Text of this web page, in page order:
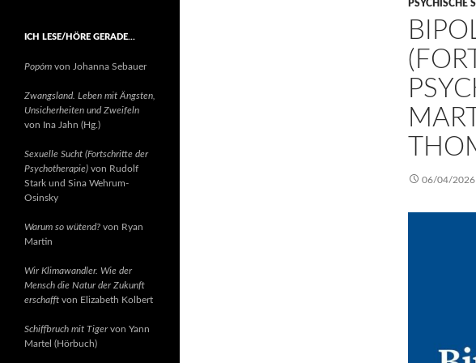
PSYCHISCHE
06/04/2026
ICH LESE/HÖRE GERADE…
Popóm von Johanna Sebauer
Zwangsland. Leben mit Ängsten,
Unsicherheiten und Zweifeln
von Ina Jahn (Hg.)
Sexuelle Sucht (Fortschritte der
Psychotherapie) von Rudolf
Stark und Sina Wehrum-
Osinsky
Warum so wütend? von Ryan
Martin
Wir Klimawandler. Wie der
Mensch die Natur der Zukunft
erschafft von Elizabeth Kolbert
Schiffbruch mit Tigervon Yann
Martel (Hörbuch)